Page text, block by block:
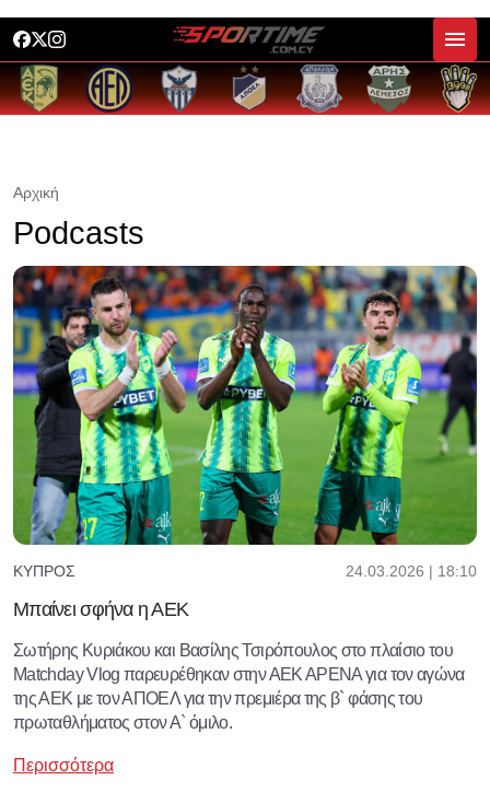
Αρχική
Podcasts
ΚΎΠΡΟΣ 24.03.2026 | 18:10
Μπαίνει σφήνα η ΑΕΚ
Σωτήρης Κυριάκου και Βασίλης Τσιρόπουλος στο πλαίσιο του
Matchday Vlog παρευρέθηκαν στην ΑΕΚ ΑΡΕΝΑ για τον αγώνα
της ΑΕΚ με τον ΑΠΟΕΛ για την πρεμιέρα της β` φάσης του
πρωταθλήματος στον Α` όμιλο.
Περισσότερα